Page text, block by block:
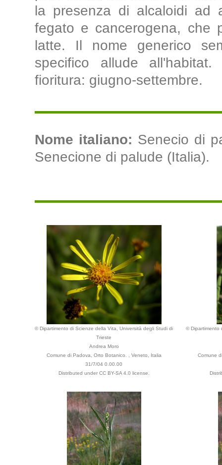
la presenza di alcaloidi ad
fegato e cancerogena, che
latte. Il nome generico
specifico allude
fioritura: giugno-settembre.
Nome italiano: Senecio di
Senecione di palude (Italia).
© Dipartimento di Scienze della Vita, Università degli Studi di
Trieste
Andrea Moro
Comune di Padova, Orto Botanico. , Veneto, Italia
31/7/04 0.00.00
Distributed under CC BY-SA 4.0 license.
© Dipartimento
Comune